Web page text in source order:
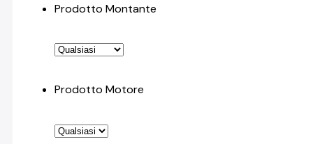
Prodotto Montante
Prodotto Motore